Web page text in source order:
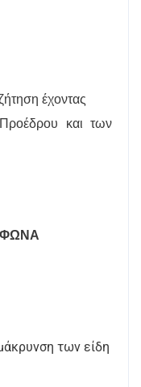
έχοντας
Προέδρου και των
των είδη